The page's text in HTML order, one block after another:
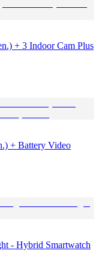
+ 3 Indoor Cam Plus
+ Battery Video
- Hybrid Smartwatch